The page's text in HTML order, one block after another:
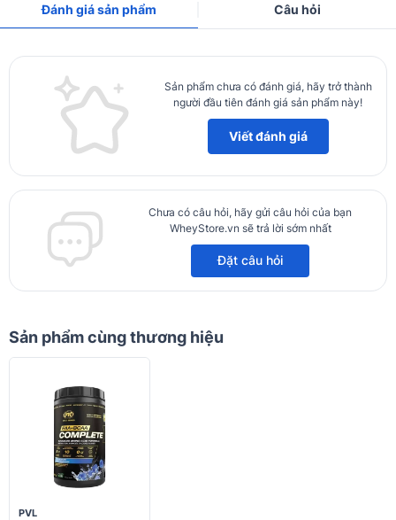
Đánh giá sản phẩm Câu hỏi
Sản phẩm chưa có đánh giá, hãy trở thành
người đầu tiên đánh giá sản phẩm này!
Viết đánh giá
Chưa có câu hỏi, hãy gửi câu hỏi của bạn
WheyStore.vn sẽ trả lời sớm nhất
Đặt câu hỏi
Sản phẩm cùng thương hiệu
PVL